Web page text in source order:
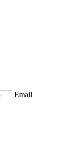
Email